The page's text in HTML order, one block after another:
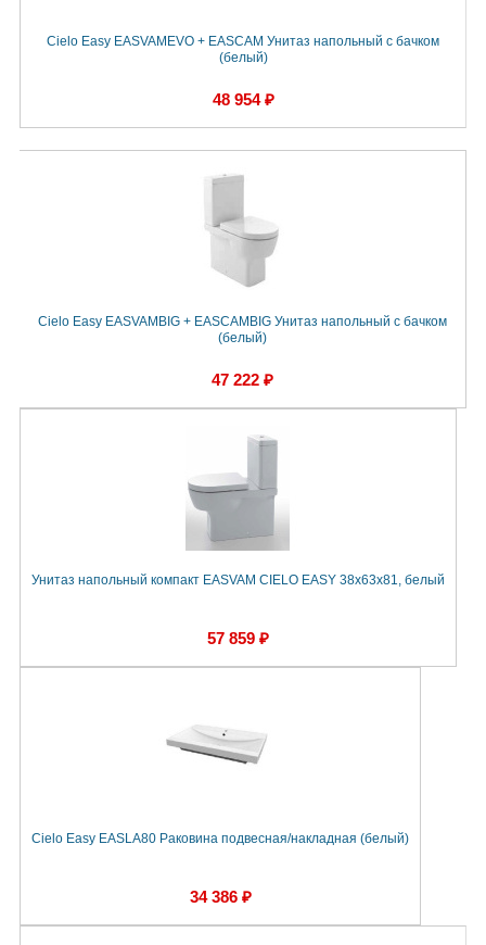
Cielo Easy EASVAMEVO + EASCAM Унитаз напольный с бачком
(белый)
48 954 ₽
Cielo Easy EASVAMBIG + EASCAMBIG Унитаз напольный с бачком
(белый)
47 222 ₽
Унитаз напольный компакт EASVAM CIELO EASY 38х63х81, белый
57 859 ₽
Cielo Easy EASLA80 Раковина подвесная/накладная (белый)
34 386 ₽